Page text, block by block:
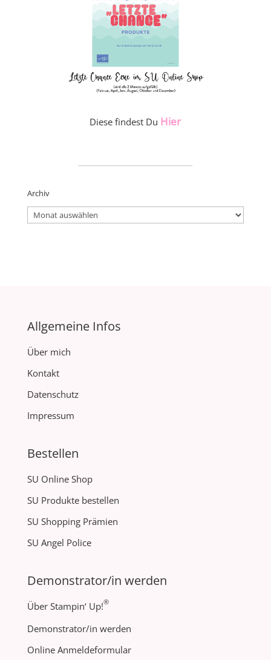
Diese findest Du Hier
Archiv
Archiv
Allgemeine Infos
Über mich
Kontakt
Datenschutz
Impressum
Bestellen
SU Online Shop
SU Produkte bestellen
SU Shopping Prämien
SU Angel Police
Demonstrator/in werden
Über Stampin‘ Up!®
Demonstrator/in werden
Online Anmeldeformular